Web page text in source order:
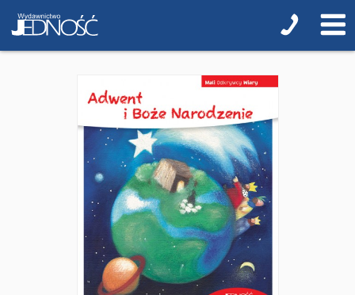
Bierzmowanie
Religia i duchowość
PRZEWODNIKI TERAZ -35% TANIEJ
Albumy o sztuce
Adwent i Boże Narodzenie
Biblie dla najmłodszych